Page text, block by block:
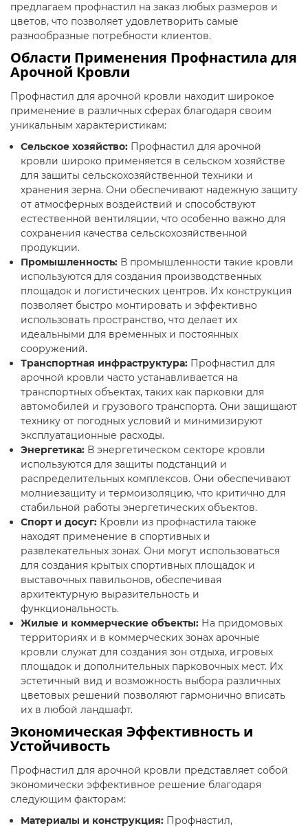
предлагаем профнастил на заказ любых размеров и
цветов, что позволяет удовлетворить самые
разнообразные потребности клиентов.
Области Применения Профнастила для
Арочной Кровли
Профнастил для арочной кровли находит широкое
применение в различных сферах благодаря своим
уникальным характеристикам:
Сельское хозяйство: Профнастил для арочной
кровли широко применяется в сельском хозяйстве
для защиты сельскохозяйственной техники и
хранения зерна. Они обеспечивают надежную защиту
от атмосферных воздействий и способствуют
естественной вентиляции, что особенно важно для
сохранения качества сельскохозяйственной
продукции.
Промышленность: В промышленности такие кровли
используются для создания производственных
площадок и логистических центров. Их конструкция
позволяет быстро монтировать и эффективно
использовать пространство, что делает их
идеальными для временных и постоянных
сооружений.
Транспортная инфраструктура: Профнастил для
арочной кровли часто устанавливается на
транспортных объектах, таких как парковки для
автомобилей и грузового транспорта. Они защищают
технику от погодных условий и минимизируют
эксплуатационные расходы.
Энергетика: В энергетическом секторе кровли
используются для защиты подстанций и
распределительных комплексов. Они обеспечивают
молниезащиту и термоизоляцию, что критично для
стабильной работы энергетических объектов.
Спорт и досуг: Кровли из профнастила также
находят применение в спортивных и
развлекательных зонах. Они могут использоваться
для создания крытых спортивных площадок и
выставочных павильонов, обеспечивая
архитектурную выразительность и
функциональность.
Жилые и коммерческие объекты: На придомовых
территориях и в коммерческих зонах арочные
кровли служат для создания зон отдыха, игровых
площадок и дополнительных парковочных мест. Их
эстетичный вид и возможность выбора различных
цветовых решений позволяют гармонично вписать
их в любой ландшафт.
Экономическая Эффективность и
Устойчивость
Профнастил для арочной кровли представляет собой
экономически эффективное решение благодаря
следующим факторам:
Материалы и конструкция: Профнастил,